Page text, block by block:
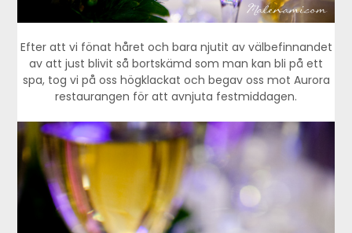
Efter att vi fönat håret och bara njutit av välbefinnandet
av att just blivit så bortskämd som man kan bli på ett
spa, tog vi på oss högklackat och begav oss mot Aurora
restaurangen för att avnjuta festmiddagen.